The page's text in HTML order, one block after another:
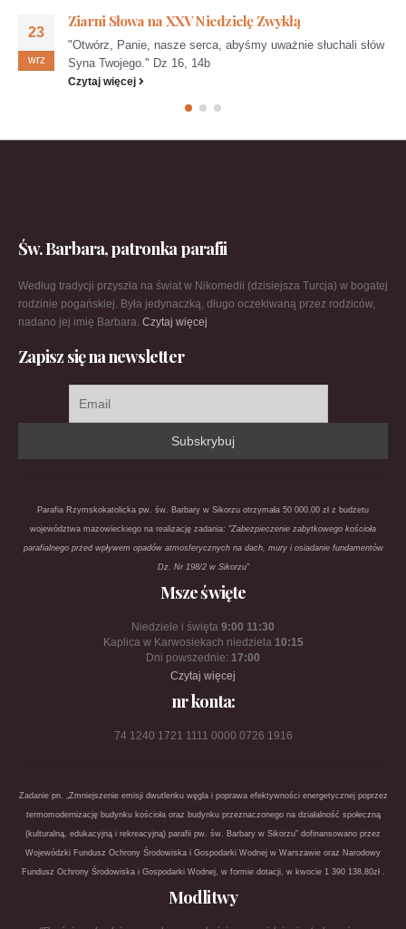
23
wrz
Ziarni Słowa na XXV Niedzielę Zwykłą
"Otwórz, Panie, nasze serca, abyśmy uważnie słuchali słów
Syna Twojego." Dz 16, 14b
Czytaj więcej
Św. Barbara, patronka parafii
Według tradycji przyszła na świat w Nikomedii (dzisiejsza Turcja) w bogatej
rodzinie pogańskiej. Była jedynaczką, długo oczekiwaną przez rodziców,
nadano jej imię Barbara. Czytaj więcej
Zapisz się na newsletter
Parafia Rzymskokatolicka pw. św. Barbary w Sikorzu otrzymała 50 000.00 zł z budżetu
województwa mazowieckiego na realizację zadania: "Zabezpieczenie zabytkowego kościoła
parafialnego przed wpływem opadów atmosferycznych na dach, mury i osiadanie fundamentów
Dz. Nr 198/2 w Sikorzu"
Msze święte
Niedziele i święta 9:00 11:30
Kaplica w Karwosiekach niedziela 10:15
Dni powszednie: 17:00
Czytaj więcej
nr konta:
74 1240 1721 1111 0000 0726 1916
Zadanie pn. „Zmniejszenie emisji dwutlenku węgla i poprawa efektywności energetycznej poprzez
termomodernizację budynku kościoła oraz budynku przeznaczonego na działalność społeczną
(kulturalną, edukacyjną i rekreacyjną) parafii pw. św. Barbary w Sikorzu” dofinansowano przez
Wojewódzki Fundusz Ochrony Środowiska i Gospodarki Wodnej w Warszawie oraz Narodowy
Fundusz Ochrony Środowiska i Gospodarki Wodnej, w formie dotacji, w kwocie 1 390 138,80zł .
Modlitwy